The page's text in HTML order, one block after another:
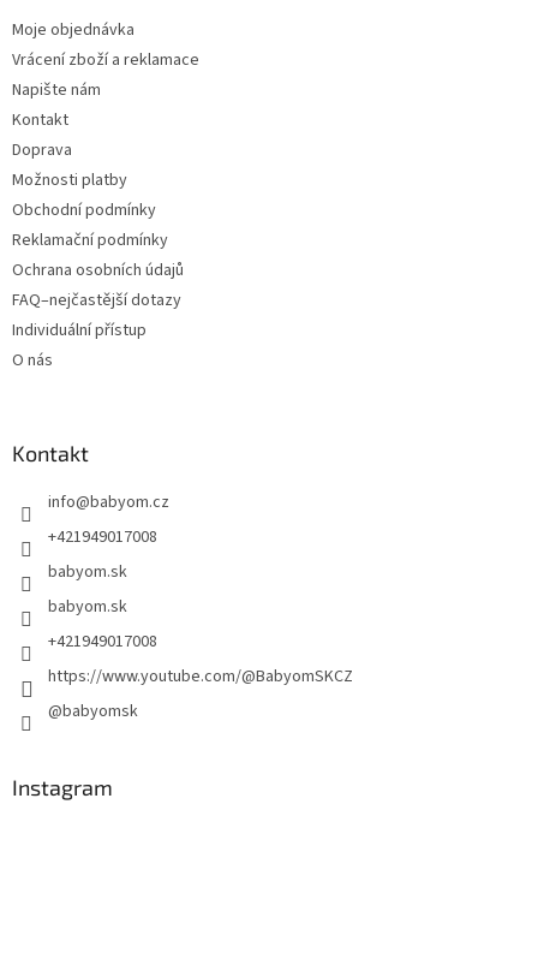
Moje objednávka
Vrácení zboží a reklamace
Napište nám
Kontakt
Doprava
Možnosti platby
Obchodní podmínky
Reklamační podmínky
Ochrana osobních údajů
FAQ–nejčastější dotazy
Individuální přístup
O nás
Kontakt
info@babyom.cz
+421949017008
babyom.sk
babyom.sk
+421949017008
https://www.youtube.com/@BabyomSKCZ
@babyomsk
Instagram